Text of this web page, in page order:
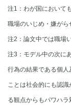
注1：わが国において
職場のいじめ・嫌が
注2：論文中では職場
注3：モデル中の次に
行為の結果である個
ことは社会的にも認
る観点からもパワハ